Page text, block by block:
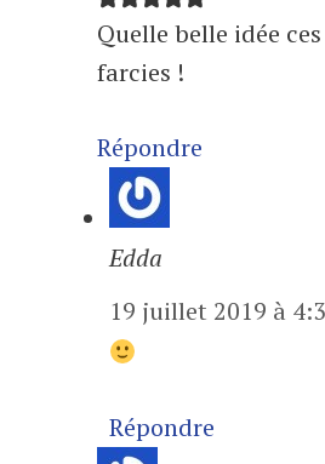
Quelle belle idée
farcies !
Répondre
Edda
19 juillet 2019 à
Répondre